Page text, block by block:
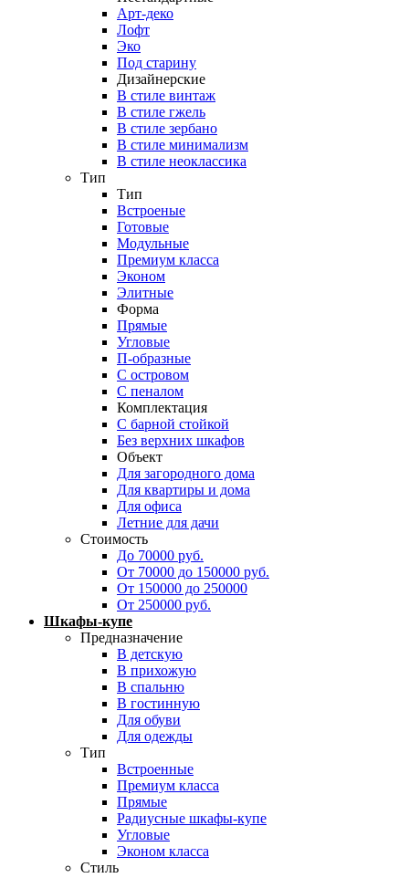
Арт-деко
Лофт
Эко
Под старину
Дизайнерские
В стиле винтаж
В стиле гжель
В стиле зербано
В стиле минимализм
В стиле неоклассика
Тип
Тип
Встроеные
Готовые
Модульные
Премиум класса
Эконом
Элитные
Форма
Прямые
Угловые
П-образные
С островом
С пеналом
Комплектация
C барной стойкой
Без верхних шкафов
Объект
Для загородного дома
Для квартиры и дома
Для офиса
Летние для дачи
Стоимость
До 70000 руб.
От 70000 до 150000 руб.
От 150000 до 250000
От 250000 руб.
Шкафы-купе
Предназначение
В детскую
В прихожую
В спальню
В гостинную
Для обуви
Для одежды
Тип
Встроенные
Премиум класса
Прямые
Радиусные шкафы-купе
Угловые
Эконом класса
Стиль